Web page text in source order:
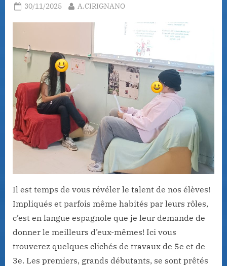
Posted
30/11/2025 By
A.CIRIGNANO
Il est temps de vous révéler le talent de nos élèves!
Impliqués et parfois même habités par leurs rôles,
c’est en langue espagnole que je leur demande de
donner le meilleurs d’eux-mêmes! Ici vous
trouverez quelques clichés de travaux de 5e et de
3e. Les premiers, grands débutants, se sont prêtés